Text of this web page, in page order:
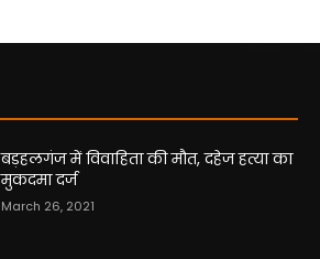
बड़हलगंज में विवाहिता की मौत, दहेज हत्या का
मुकदमा दर्ज
March 26, 2021